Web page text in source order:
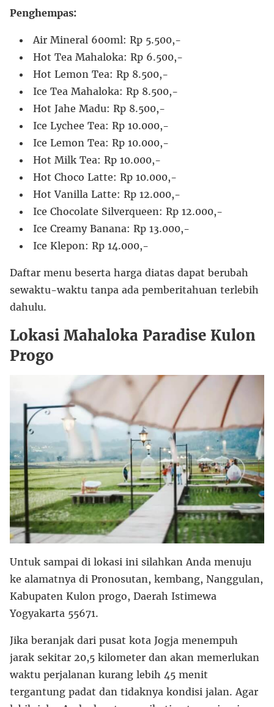
Penghempas:
Air Mineral 600ml: Rp 5.500,-
Hot Tea Mahaloka: Rp 6.500,-
Hot Lemon Tea: Rp 8.500,-
Ice Tea Mahaloka: Rp 8.500,-
Hot Jahe Madu: Rp 8.500,-
Ice Lychee Tea: Rp 10.000,-
Ice Lemon Tea: Rp 10.000,-
Hot Milk Tea: Rp 10.000,-
Hot Choco Latte: Rp 10.000,-
Hot Vanilla Latte: Rp 12.000,-
Ice Chocolate Silverqueen: Rp 12.000,-
Ice Creamy Banana: Rp 13.000,-
Ice Klepon: Rp 14.000,-
Daftar menu beserta harga diatas dapat berubah
sewaktu-waktu tanpa ada pemberitahuan terlebih
dahulu.
Lokasi Mahaloka Paradise Kulon
Progo
Untuk sampai di lokasi ini silahkan Anda menuju
ke alamatnya di Pronosutan, kembang, Nanggulan,
Kabupaten Kulon progo, Daerah Istimewa
Yogyakarta 55671.
Jika beranjak dari pusat kota Jogja menempuh
jarak sekitar 20,5 kilometer dan akan memerlukan
waktu perjalanan kurang lebih 45 menit
tergantung padat dan tidaknya kondisi jalan. Agar